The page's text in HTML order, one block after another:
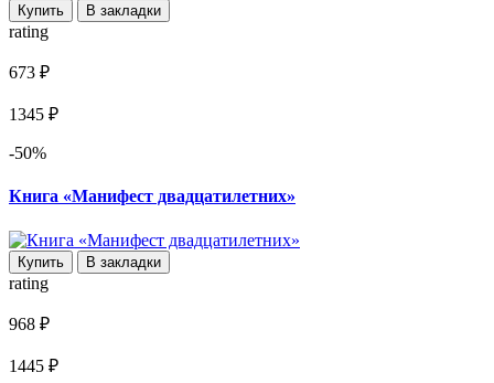
Купить В закладки
rating
673 ₽
1345 ₽
-50%
Книга «Манифест двадцатилетних»
Купить В закладки
rating
968 ₽
1445 ₽